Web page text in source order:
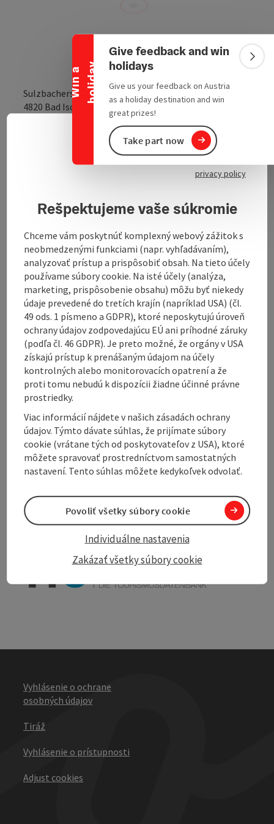
W
i
n
a
h
o
l
i
d
a y
Collapse banner
Give feedback and win
holidays
Give us your feedback on Austria
as a holiday destination and win
great prizes!
Take part now
Sulzbacherstraße 12b
4820 Bad Ischl open in
Contact
Opening hours
Arrival
Accessibility
Create PDF
Print article
TOURDATA
Vyhlásenie o ochrane
osobných údajov
Tiráž
Vyhlásenie o prístupnosti
Adjust cookies
privacy policy
Rešpektujeme vaše súkromie
Chceme vám poskytnúť komplexný webový zážitok s
neobmedzenými funkciami (napr. vyhľadávaním),
analyzovať prístup a prispôsobiť obsah. Na tieto účely
používame súbory cookie. Na isté účely (analýza,
marketing, prispôsobenie obsahu) môžu byť niekedy
údaje prevedené do tretích krajín (napríklad USA) (čl.
49 ods. 1 písmeno a GDPR), ktoré neposkytujú úroveň
ochrany údajov zodpovedajúcu EÚ ani príhodné záruky
(podľa čl. 46 GDPR). Je preto možné, že orgány v USA
získajú prístup k prenášaným údajom na účely
kontrolných alebo monitorovacích opatrení a že
proti tomu nebudú k dispozícii žiadne účinné právne
prostriedky.
Viac informácií nájdete v našich zásadách ochrany
údajov. Týmto dávate súhlas, že prijímate súbory
cookie (vrátane tých od poskytovateľov z USA), ktoré
môžete spravovať prostredníctvom samostatných
nastavení. Tento súhlas môžete kedykoľvek odvolať.
Zakázať všetky súbory cookie
Individuálne nastavenia
Povoliť všetky súbory cookie